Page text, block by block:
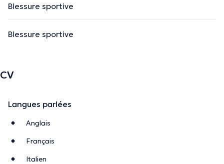
Blessure sportive
Blessure sportive
CV
Langues parlées
Anglais
Français
Italien